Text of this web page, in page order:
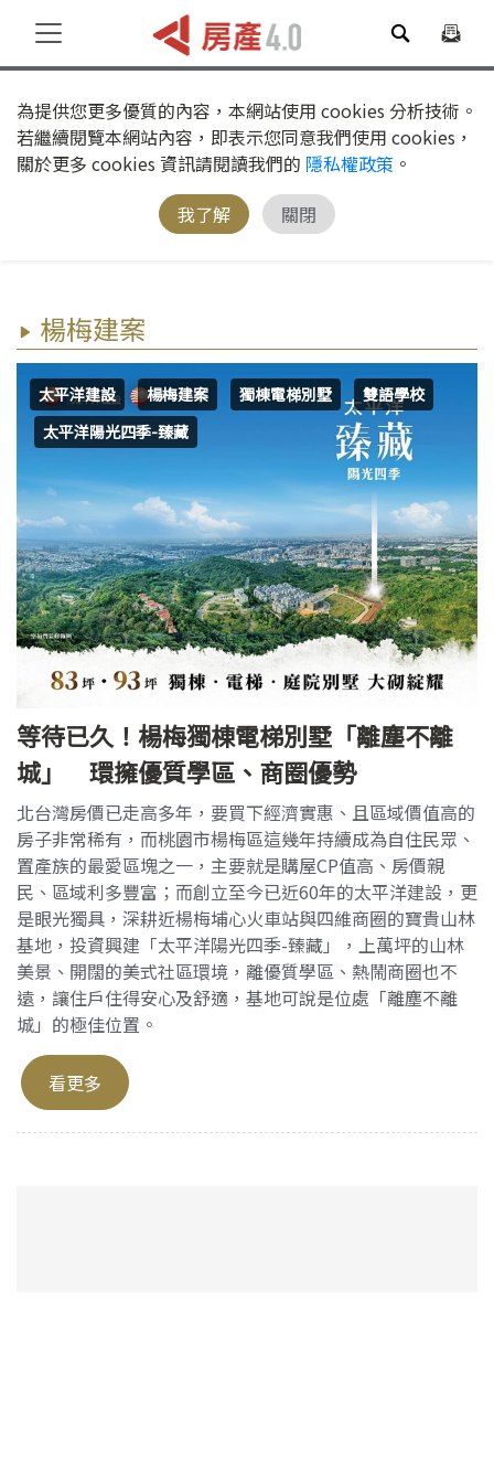
為提供您更多優質的內容，本網站使用 cookies 分析技術。
若繼續閱覽本網站內容，即表示您同意我們使用 cookies，
關於更多 cookies 資訊請閱讀我們的 隱私權政策 。
我了解
關閉
楊梅建案
太平洋建設 楊梅建案 獨棟電梯別墅
雙語學校
太平洋陽光四季-臻藏
等待已久！楊梅獨棟電梯別墅「離塵不離
城」 環擁優質學區、商圈優勢
北台灣房價已走高多年，要買下經濟實惠、且區域價值高的
房子非常稀有，而桃園市楊梅區這幾年持續成為自住民眾、
置產族的最愛區塊之一，主要就是購屋CP值高、房價親
民、區域利多豐富；而創立至今已近60年的太平洋建設，更
是眼光獨具，深耕近楊梅埔心火車站與四維商圈的寶貴山林
基地，投資興建「太平洋陽光四季-臻藏」，上萬坪的山林
美景、開闊的美式社區環境，離優質學區、熱鬧商圈也不
遠，讓住戶住得安心及舒適，基地可說是位處「離塵不離
城」的極佳位置。
看更多